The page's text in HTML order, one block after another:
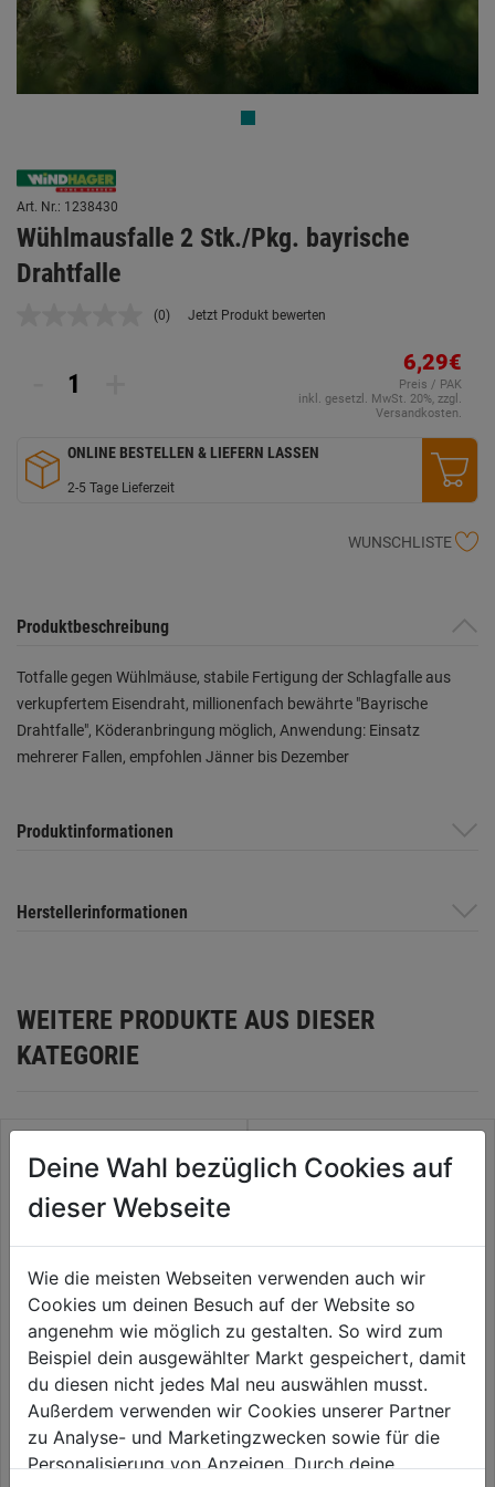
Art. Nr.: 1238430
Wühlmausfalle 2 Stk./Pkg. bayrische
Drahtfalle
Kein
(0) Jetzt Produkt bewerten
6,29€
Preis / PAK
inkl. gesetzl. MwSt. 20%, zzgl.
Versandkosten.
ONLINE BESTELLEN & LIEFERN LASSEN
2-5 Tage Lieferzeit
WUNSCHLISTE
Produktbeschreibung
Totfalle gegen Wühlmäuse, stabile Fertigung der Schlagfalle aus
verkupfertem Eisendraht, millionenfach bewährte "Bayrische
Drahtfalle", Köderanbringung möglich, Anwendung: Einsatz
mehrerer Fallen, empfohlen Jänner bis Dezember
Produktinformationen
Herstellerinformationen
WEITERE PRODUKTE AUS DIESER
KATEGORIE
Wühlmausfalle Tube Röhre
0.0 (0)
6,99€
Mausefalle Snap 2er
0.0 (0)
7,59€
Deine Wahl bezüglich Cookies auf
dieser Webseite
Wie die meisten Webseiten verwenden auch wir
Cookies um deinen Besuch auf der Website so
angenehm wie möglich zu gestalten. So wird zum
Beispiel dein ausgewählter Markt gespeichert, damit
du diesen nicht jedes Mal neu auswählen musst.
Außerdem verwenden wir Cookies unserer Partner
zu Analyse- und Marketingzwecken sowie für die
Personalisierung von Anzeigen. Durch deine